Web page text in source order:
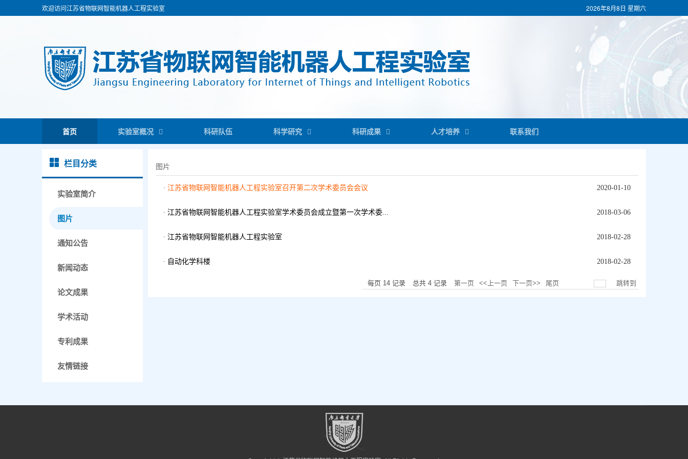
欢迎访问江苏省物联网智能机器人工程实验室 2026年8月8日 星期六
首页 实验室概况 科研队伍 科学研究 科研成果 人才培养 联系我们
栏目分类
实验室简介
图片
通知公告
新闻动态
论文成果
学术活动
专利成果
友情链接
图片
江苏省物联网智能机器人工程实验室召开第二次学术委员会会议 2020-01-10
江苏省物联网智能机器人工程实验室学术委员会成立暨第一次学术委... 2018-03-06
江苏省物联网智能机器人工程实验室 2018-02-28
自动化学科楼 2018-02-28
每页 14记录 总共 4记录 第一页 <<上一页 下一页>>
尾页
跳转到